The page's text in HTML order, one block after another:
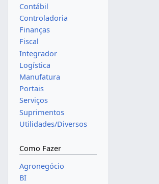
Contábil
Controladoria
Finanças
Fiscal
Integrador
Logística
Manufatura
Portais
Serviços
Suprimentos
Utilidades/Diversos
Como Fazer
Agronegócio
BI